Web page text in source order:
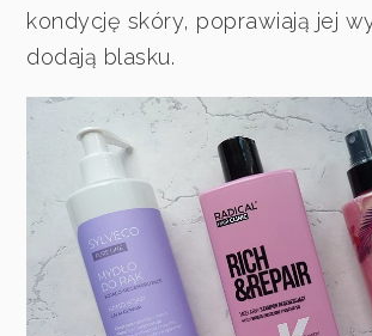
kondycję skóry, poprawiają jej
dodają blasku.